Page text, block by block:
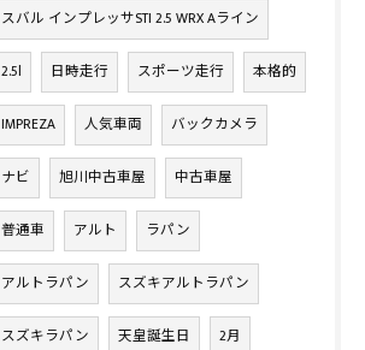
スバル インプレッサSTI 2.5 WRX Aライン
2.5l 日時走行 スポーツ走行 本格的
IMPREZA 人気車両 バックカメラ
ナビ 旭川中古車屋 中古車屋
普通車 アルト ラパン
アルトラパン スズキアルトラパン
スズキラパン 天皇誕生日 2月